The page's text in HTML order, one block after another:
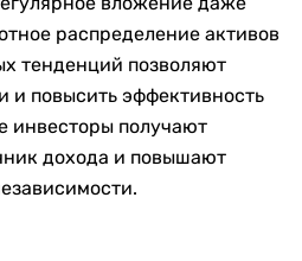
распределение активов
тенденций позволяют
и повысить эффективность
инвесторы получают
дохода и повышают